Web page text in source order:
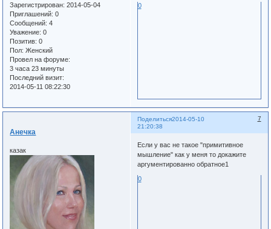
Зарегистрирован: 2014-05-04
Приглашений: 0
Сообщений: 4
Уважение: 0
Позитив: 0
Пол: Женский
Провел на форуме:
3 часа 23 минуты
Последний визит:
2014-05-11 08:22:30
0
Поделиться 7
2014-05-10
21:20:38
Анечка
казак
Если у вас не такое "примитивное
мышление" как у меня то докажите
аргументированно обратное1
0